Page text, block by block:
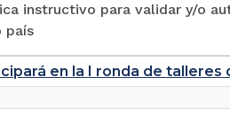
instructivo para validar y/o
país
en la I ronda de talleres